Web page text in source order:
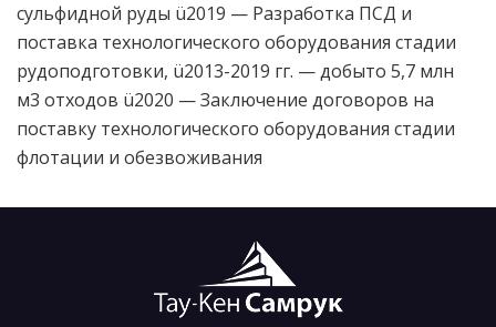
сульфидной руды ü2019 — Разработка ПСД и
поставка технологического оборудования стадии
рудоподготовки, ü2013-2019 гг. — добыто 5,7 млн
м3 отходов ü2020 — Заключение договоров на
поставку технологического оборудования стадии
флотации и обезвоживания